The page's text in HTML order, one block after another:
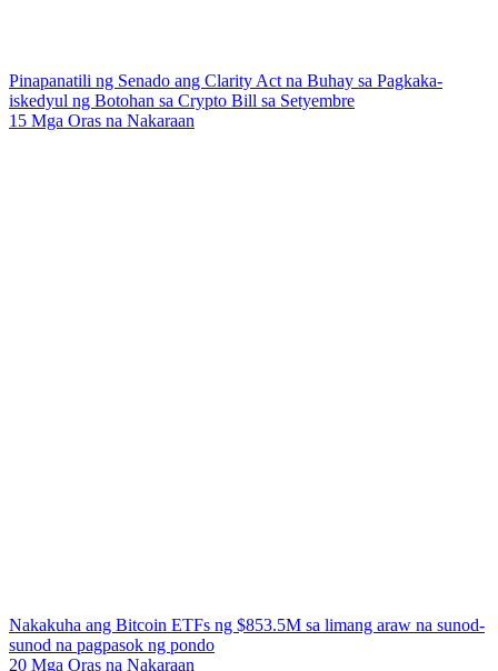
Pinapanatili ng Senado ang Clarity Act na Buhay sa Pagkaka-
iskedyul ng Botohan sa Crypto Bill sa Setyembre
15 Mga Oras na Nakaraan
Nakakuha ang Bitcoin ETFs ng $853.5M sa limang araw na sunod-
sunod na pagpasok ng pondo
20 Mga Oras na Nakaraan